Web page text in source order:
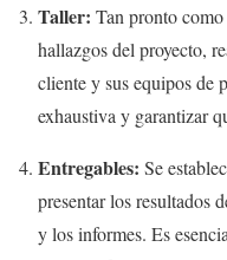
Taller: Tan pronto
hallazgos del proyecto,
cliente y sus equipos de
exhaustiva y garantizar
Entregables: Se
presentar los resultados
y los informes. Es